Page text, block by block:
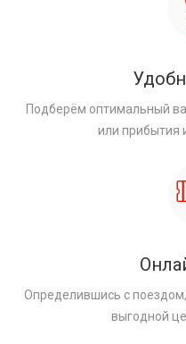
Подберём оптимальный
или прибытия
Определившись с
выгодной